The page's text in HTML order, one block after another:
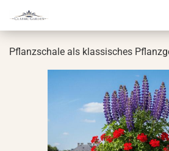
Pflanz­scha­le als klas­si­sches